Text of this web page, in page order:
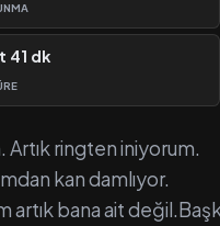
41 dk
ringten iniyorum.
kan damlıyor.
artık bana ait